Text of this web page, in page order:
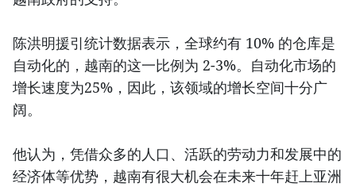
陈洪明援引统计数据表示，全球约有 10% 的仓库是
自动化的，越南的这一比例为 2-3%。自动化市场的
增长速度为25%，因此，该领域的增长空间十分广
阔。
他认为，凭借众多的人口、活跃的劳动力和发展中的
经济体等优势，越南有很大机会在未来十年赶上亚洲